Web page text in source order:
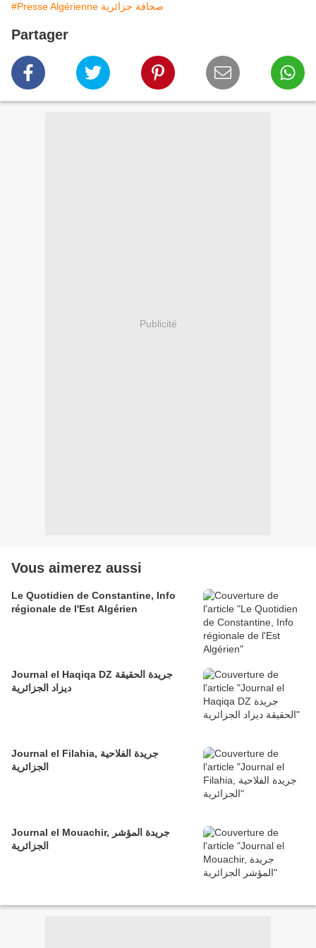
#Presse Algérienne صحافة جزائرية
Partager
Publicité
Vous aimerez aussi
Le Quotidien de Constantine, Info
régionale de l'Est Algérien
Journal el Haqiqa DZ جريدة الحقيقة
ديزاد الجزائرية
Journal el Filahia, جريدة الفلاحية
الجزائرية
Journal el Mouachir, جريدة المؤشر
الجزائرية